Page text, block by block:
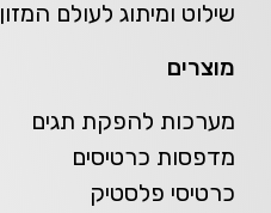
שילוט ומיתוג לעולם המזון
מוצרים
מערכות להפקת תגים
מדפסות כרטיסים
כרטיסי פלסטיק